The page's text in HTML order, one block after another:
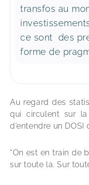
transfos au
ce sont des
forme de
Au regard des
qui circulent sur la
d’entendre un DOSI
“On est en train de
sur toute la. Sur